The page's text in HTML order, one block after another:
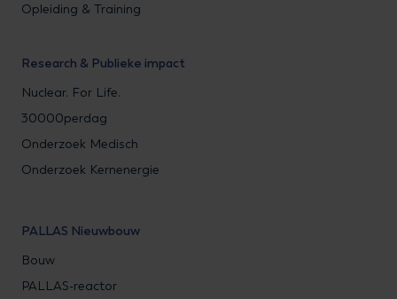
Opleiding & Training
Research & Publieke impact
Nuclear. For Life.
30000perdag
Onderzoek Medisch
Onderzoek Kernenergie
PALLAS Nieuwbouw
Bouw
PALLAS-reactor